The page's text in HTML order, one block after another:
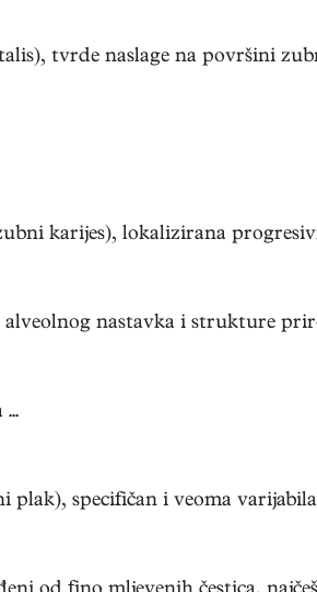
tvrde naslage na površini
karijes), lokalizirana
nastavka i strukture
specifičan i veoma